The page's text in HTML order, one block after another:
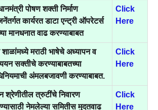
पोषण शक्ती निर्माण
कार्यरत डाटा एन्ट्री ऑपरेटर्स
मानधनात वाढ करण्याबाबत
Click
Here
शाळांमध्ये मराठी भाषेचे अध्यापन व
सक्तीचे करण्याबाबतच्या
अंमलबजावणी करण्याबाबत.
Click
Here
श्रेणीतील त्रुटींचे निवारण
नेमलेल्या समितीस मुदतवाढ
Click
Here